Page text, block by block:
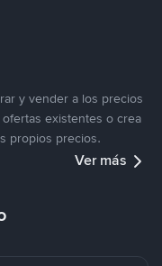
y vender a los precios
existentes o crea
propios precios.
Ver más